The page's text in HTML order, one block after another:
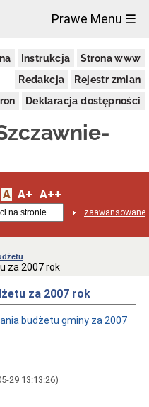
Prawe Menu ☰
Instrukcja
Strona www
Redakcja
Rejestr zmian
Deklaracja dostępności
A A+ A++
zaawansowane
za 2007 rok
za 2007 rok
budżetu gminy za 2007
29 13:13:26)
×